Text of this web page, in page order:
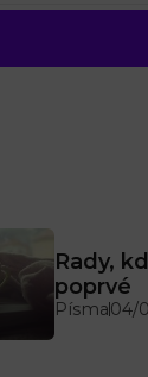
Rady,
poprvé
Písma04/